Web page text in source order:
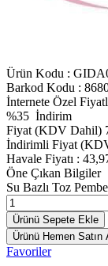
Ürün Kodu :
Barkod Kodu :
İnternete Özel
%35 İndirim
Fiyat (KDV Dahil)
İndirimli Fiyat
Havale Fiyatı :
Öne Çıkan Bilgiler
Su Bazlı Toz
Ürünü Sepete Ekle
Ürünü Hemen Satın
Favoriler